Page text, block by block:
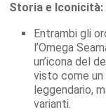
Storia e Iconicità:
Entrambi gli
l’Omega
un’icona del
visto come
leggendario,
varianti.